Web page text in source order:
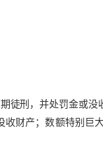
徒刑，并处罚金或没
财产；数额特别巨